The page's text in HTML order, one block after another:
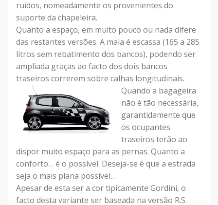
ruídos, nomeadamente os provenientes do
suporte da chapeleira.
Quanto a espaço, em muito pouco ou nada difere
das restantes versões. A mala é escassa (165 a 285
litros sem rebatimento dos bancos), podendo ser
ampliada graças ao facto dos dois bancos
traseiros correrem sobre calhas longitudinais.
Quando a bagageira
não é tão necessária,
garantidamente que
os ocupantes
traseiros terão ao
dispor muito espaço para as pernas. Quanto a
conforto… é o possível. Deseja-se é que a estrada
seja o mais plana possível…
Apesar de esta ser a cor tipicamente Gordini, o
facto desta variante ser baseada na versão R.S.